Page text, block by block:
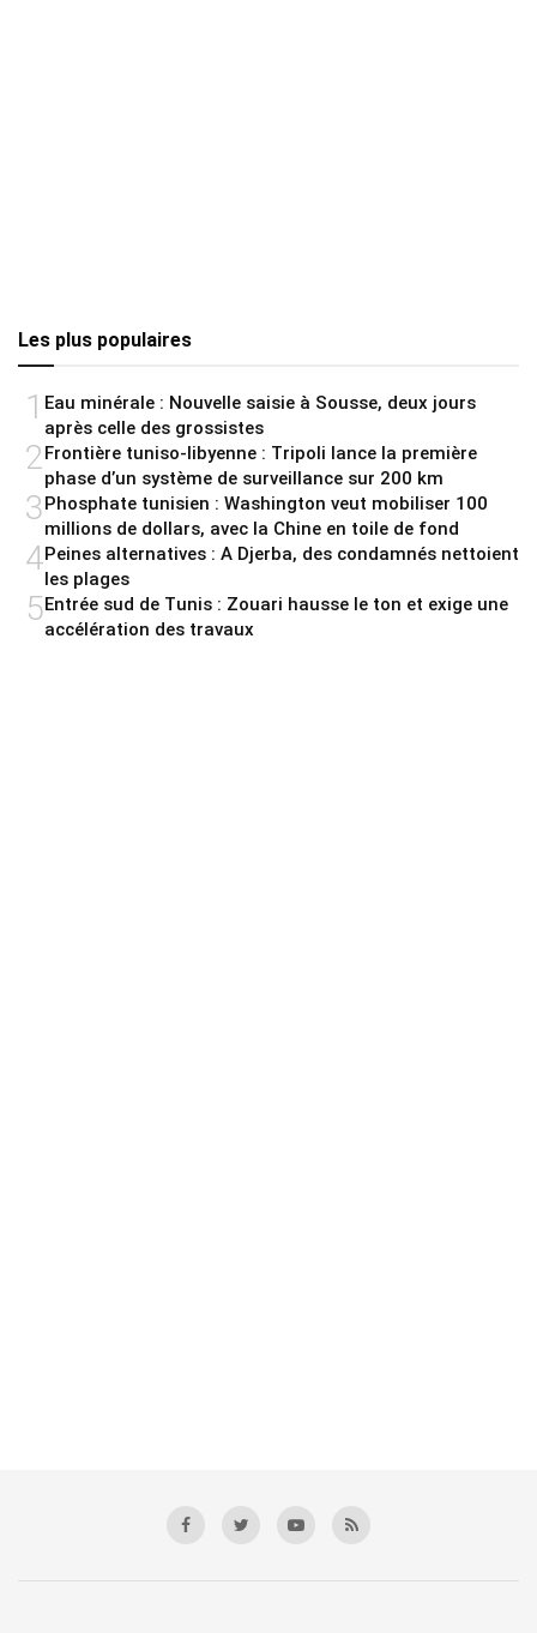
Les plus populaires
1 Eau minérale : Nouvelle saisie à Sousse, deux jours
après celle des grossistes
2 Frontière tuniso-libyenne : Tripoli lance la première
phase d’un système de surveillance sur 200 km
3Phosphate tunisien : Washington veut mobiliser 100
millions de dollars, avec la Chine en toile de fond
4Peines alternatives : A Djerba, des condamnés nettoient
les plages
5Entrée sud de Tunis : Zouari hausse le ton et exige une
accélération des travaux